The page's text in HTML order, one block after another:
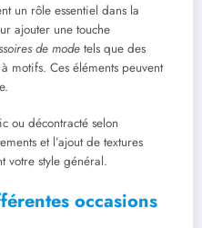
un rôle essentiel dans la
ajouter une touche
de mode tels que des
motifs. Ces éléments peuvent
ou décontracté selon
et l’ajout de textures
votre style général.
occasions